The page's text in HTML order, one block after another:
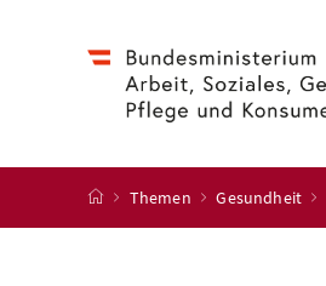
Startseite
Themen Gesundheit